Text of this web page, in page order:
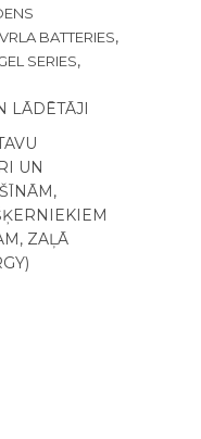
BATTERIES,
SERIES,
LĀDĒTĀJI
UN
,
, ZAĻĀ